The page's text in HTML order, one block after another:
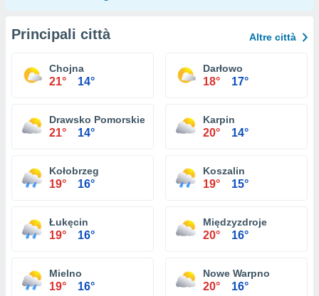
Principali città Altre città
Chojna
21° 14°
Darłowo
18° 17°
Drawsko Pomorskie
21° 14°
Karpin
20° 14°
Kołobrzeg
19° 16°
Koszalin
19° 15°
Łukęcin
19° 16°
Międzyzdroje
20° 16°
Mielno
19° 16°
Nowe Warpno
20° 16°